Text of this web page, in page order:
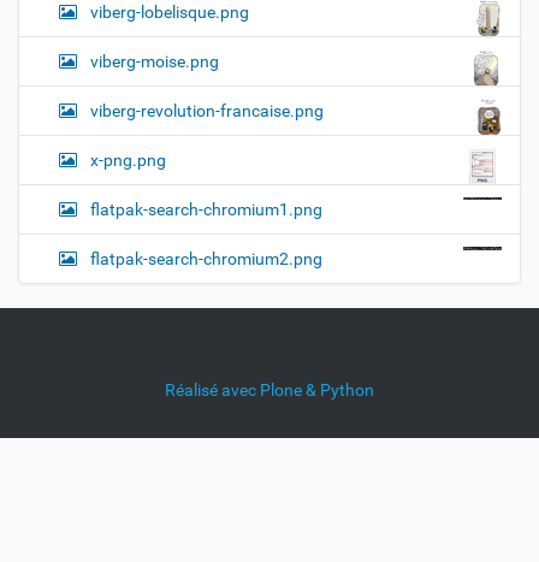
viberg-lobelisque.png
viberg-moise.png
viberg-revolution-francaise.png
x-png.png
flatpak-search-chromium1.png
flatpak-search-chromium2.png
Réalisé avec Plone & Python